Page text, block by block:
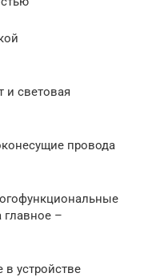
и световая
провода
главное –
в устройстве